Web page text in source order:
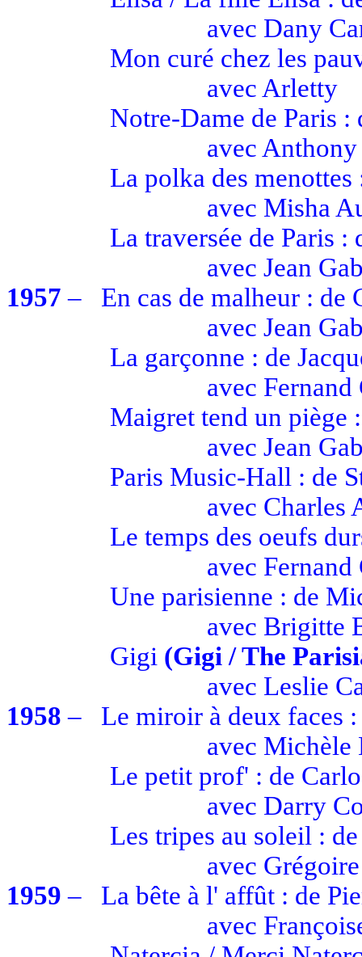
avec Dany
Mon curé chez les
avec Arletty
Notre-Dame de Paris :
avec
La polka des
avec Misha
La traversée de Paris
avec Jean
1957–
En cas de malheur : de
avec Jean
La garçonne : de
avec Fernand
Maigret tend un piège
avec Jean
Paris Music-Hall : de
avec Charles
Le temps des oeufs
avec Fernand
Une parisienne : de
avec Brigitte
Gigi (Gigi / The
avec Leslie
1958–
Le miroir à deux faces
avec Michèle
Le petit prof' : de
avec Darry
Les tripes au soleil :
avec
1959– La bête à l' affût : de
avec